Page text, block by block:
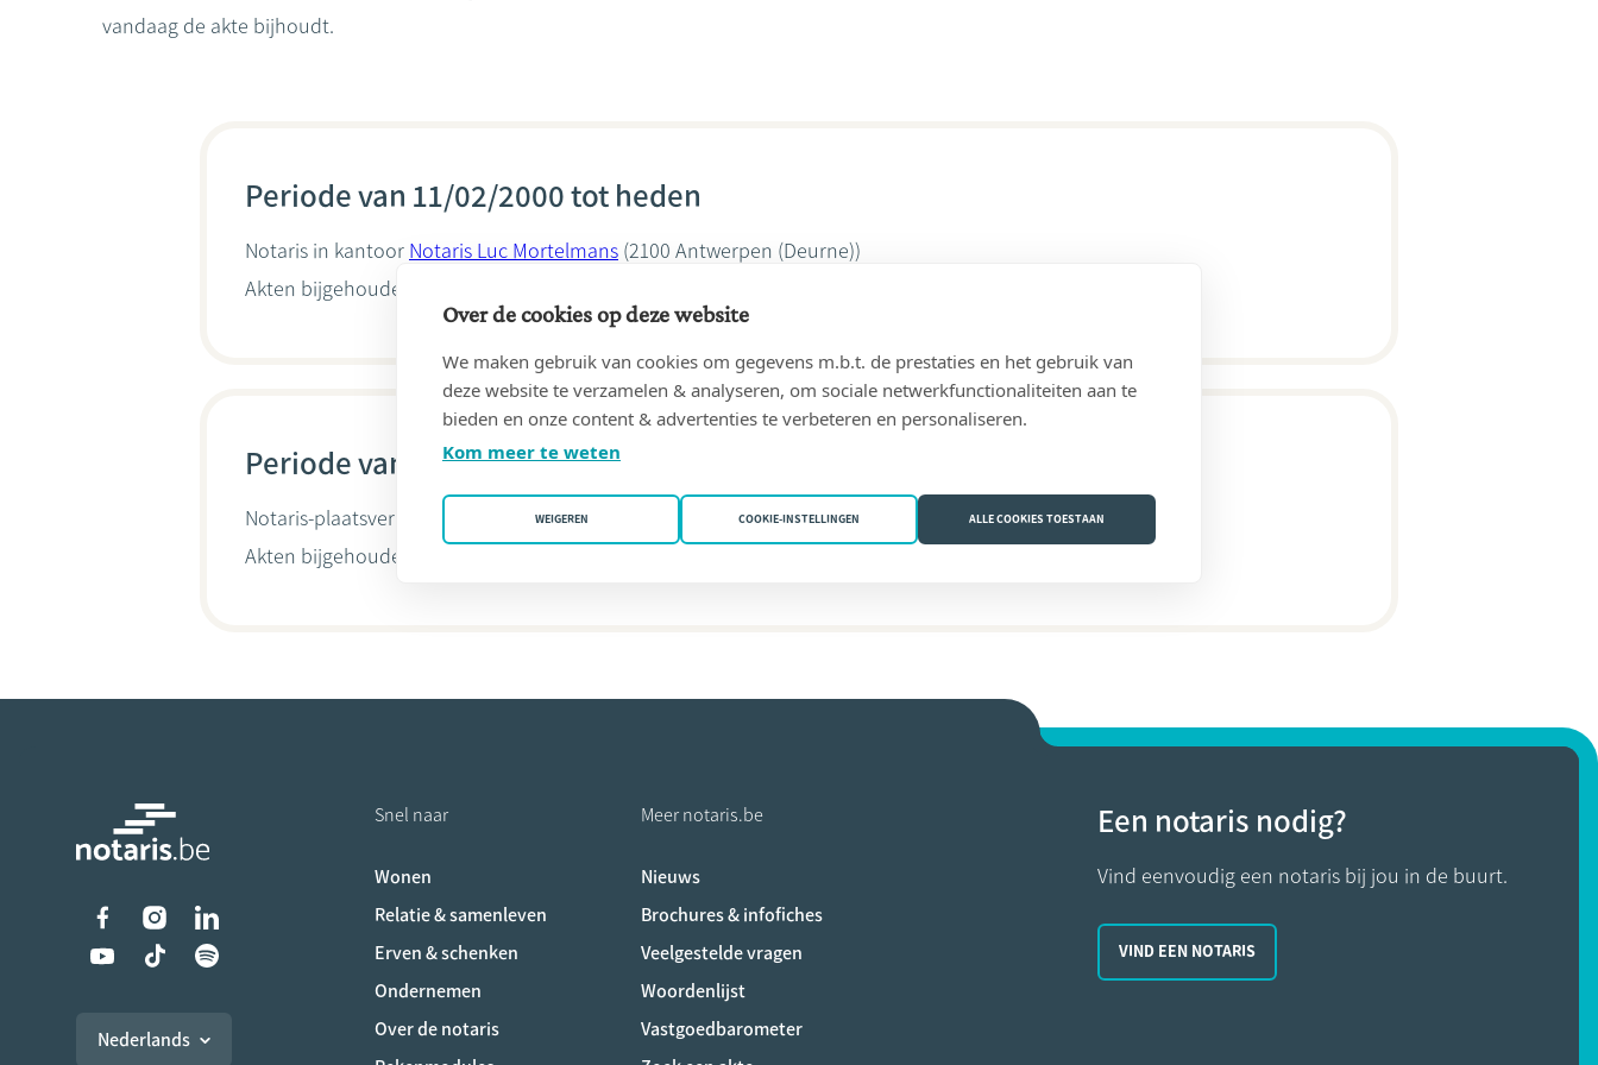
vandaag de akte bijhoudt.
Periode van 11/02/2000 tot heden
Notaris in kantoor Notaris Luc Mortelmans (2100 Antwerpen (Deurne))
Akten bijgehouden door
Periode van 30/01/2001 tot 20/01/2003
Notaris-plaatsvervanger van Pierre HUYBRECHS in kantoorHUYBRECHS, Pierre
(2830 Willebroek)
Akten bijgehouden door
Liens vers les réseaux sociaux
Nederlands
Snel naar
Wonen
Relatie & samenleven
Erven & schenken
Ondernemen
Over de notaris
Meer notaris.be
Nieuws
Brochures & infofiches
Veelgestelde vragen
Woordenlijst
Vastgoedbarometer
Een notaris nodig?
Vind eenvoudig een notaris bij jou in de buurt.
VIND EEN NOTARIS
Over de cookies op deze website
We maken gebruik van cookies om gegevens m.b.t. de prestaties en het gebruik van
deze website te verzamelen & analyseren, om sociale netwerkfunctionaliteiten aan te
bieden en onze content & advertenties te verbeteren en personaliseren.
Kom meer te weten
WEIGEREN COOKIE-INSTELLINGEN ALLE COOKIES TOESTAAN